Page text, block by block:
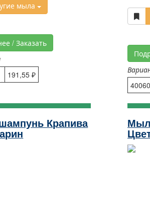
мыла
/ Заказать
191,55 ₽
40060
Крапива